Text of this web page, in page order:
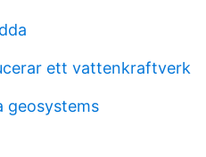
ett vattenkraftverk
geosystems